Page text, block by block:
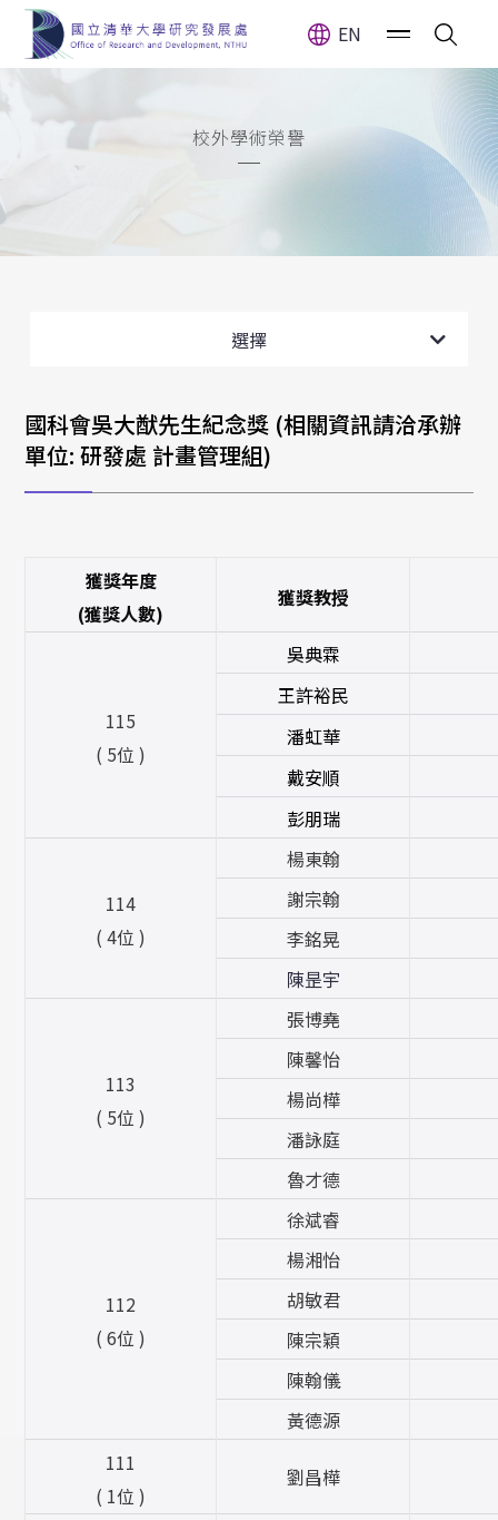
EN
校外學術榮譽
選擇
校外學術榮譽
國科會吳大猷先生紀念獎 (相關資訊請洽承辦
單位: 研發處 計畫管理組)
獲獎年度
(獲獎人數)
獲獎教授
115
( 5位 )
吳典霖
王許裕民
潘虹華
戴安順
彭朋瑞
114
( 4位 )
楊東翰
謝宗翰
李銘晃
陳昰宇
113
( 5位 )
張博堯
陳馨怡
楊尚樺
潘詠庭
魯才德
112
( 6位 )
徐斌睿
楊湘怡
胡敏君
陳宗穎
陳翰儀
黃德源
111
( 1位 )
劉昌樺